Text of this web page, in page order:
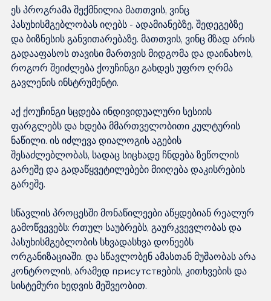
ეს პროგრამა შექმნილია მათთვის, ვინც
პასუხისმგებლობას იღებს - ადამიანებზე, შედეგებზე
და ბიზნესის განვითარებაზე. მათთვის, ვინც მზად არის
გადააფასოს თავისი მართვის მიდგომა და დაინახოს,
როგორ შეიძლება ქოუჩინგი გახდეს უფრო ღრმა
გავლენის ინსტრუმენტი.
აქ ქოუჩინგი სცდება ინდივიდუალური სესიის
ფარგლებს და ხდება მმართველობითი კულტურის
ნაწილი. ის იძლევა დიალოგის აგების
შესაძლებლობას, სადაც სიცხადე ჩნდება ზეწოლის
გარეშე და გადაწყვეტილებები მიიღება დაკისრების
გარეშე.
სწავლის პროცესში მონაწილეები აწყდებიან რეალურ
გამოწვევებს: რთულ საუბრებს, გაურკვევლობას და
პასუხისმგებლობის სხვადასხვა დონეებს
ორგანიზაციაში. და სწავლობენ ამასთან მუშაობას არა
კონტროლის, არამედ присутствების, კითხვების და
სისტემური ხედვის მეშვეობით.